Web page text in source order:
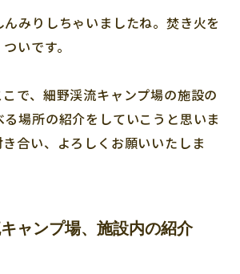
みりしちゃいましたね。焚き火を
いです。
で、細野渓流キャンプ場の施設の
場所の紹介をしていこうと思いま
合い、よろしくお願いいたしま
ャンプ場、施設内の紹介